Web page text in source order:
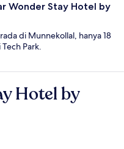
Wonder Stay Hotel by
di Munnekollal, hanya 18
Park.
Hotel by